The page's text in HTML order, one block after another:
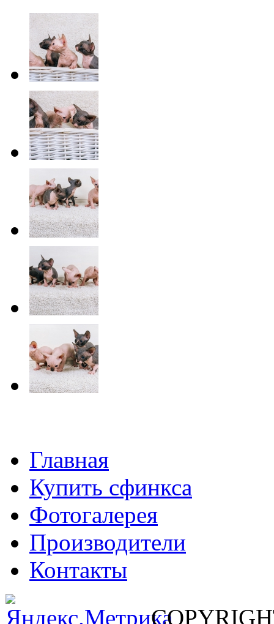
Главная
Купить сфинкса
Фотогалерея
Производители
Контакты